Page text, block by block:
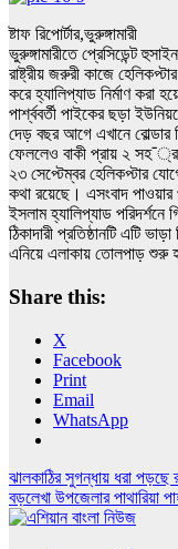
ষ্টাফ রিপোর্টার,ভুরুঙ্গামারী
ভুরুঙ্গামারীতে প্রেসিডেন্ট
রাষ্ট্রীয় জরুরী কাজে
করে হ্যালিপ্যাড নির্মাণ করা
পার্শ্ববর্তী পাইকের ছড়া
দেড় বছর আগে এখানে বোল্ডার
ফেললেও বাকী প্রায় ২
২৩ সেপ্টেম্বর হেলিকপ্টার
কথা রয়েছে। এসংবাদ
ইসলাম হ্যালিপ্যাড
ঠিকাদারী প্রতিষ্ঠানটি এটি
এনিয়ে এলাকায় তোলপাড় শুরু
Share this:
X
Facebook
Print
Email
WhatsApp
Post
navigation
ঝালকাঠির সুগন্ধায় ধরা পড়ছে
বড়লেখা উপজেলার পাথারিয়া